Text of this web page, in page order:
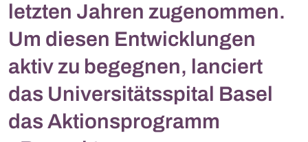
letzten Jahren zugenommen.
Um diesen Entwicklungen
aktiv zu begegnen, lanciert
das Universitätsspital Basel
das Aktionsprogramm